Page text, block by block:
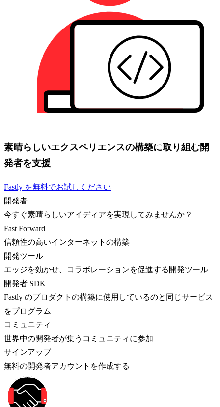
素晴らしいエクスペリエンスの構築に取り組む開
発者を支援
Fastly を無料でお試しください
開発者
今すぐ素晴らしいアイディアを実現してみませんか？
Fast Forward
信頼性の高いインターネットの構築
開発ツール
エッジを効かせ、コラボレーションを促進する開発ツール
開発者 SDK
Fastly のプロダクトの構築に使用しているのと同じサービス
をプログラム
コミュニティ
世界中の開発者が集うコミュニティに参加
サインアップ
無料の開発者アカウントを作成する